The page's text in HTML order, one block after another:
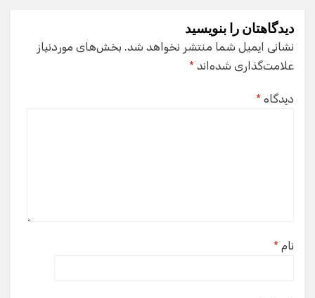
دیدگاهتان را بنویسید
نشانی ایمیل شما منتشر نخواهد شد. بخش‌های موردنیاز
علامت‌گذاری شده‌اند *
دیدگاه *
نام *